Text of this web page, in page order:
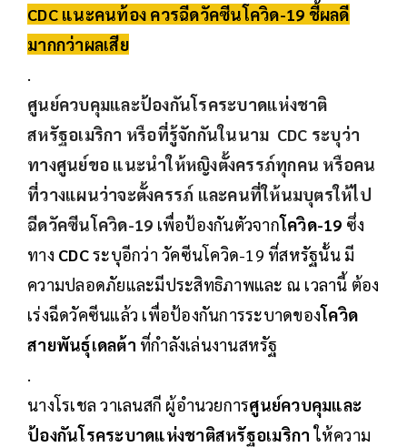
CDC แนะคนท้อง ควรฉีดวัคซีนโควิด-19 ชี้ผลดี
มากกว่าผลเสีย
.
ศูนย์ควบคุมและป้องกันโรคระบาดแห่งชาติ
สหรัฐอเมริกา หรือที่รู้จักกันในนาม CDC ระบุว่า
ทางศูนย์ขอ แนะนำให้หญิงตั้งครรภ์ทุกคน หรือคน
ที่วางแผนว่าจะตั้งครรภ์ และคนที่ให้นมบุตรให้ไป
ฉีดวัคซีนโควิด-19 เพื่อป้องกันตัวจากโควิด-19 ซึ่ง
ทาง CDCระบุอีกว่า วัคซีนโควิด-19 ที่สหรัฐนั้น มี
ความปลอดภัยและมีประสิทธิภาพและ ณ เวลานี้ ต้อง
เร่งฉีดวัคซีนแล้ว เพื่อป้องกันการระบาดของโควิด
สายพันธุ์เดลต้า ที่กำลังเล่นงานสหรัฐ
.
นางโรเชล วาเลนสกี ผู้อำนวยการศูนย์ควบคุมและ
ป้องกันโรคระบาดแห่งชาติสหรัฐอเมริกา ให้ความ